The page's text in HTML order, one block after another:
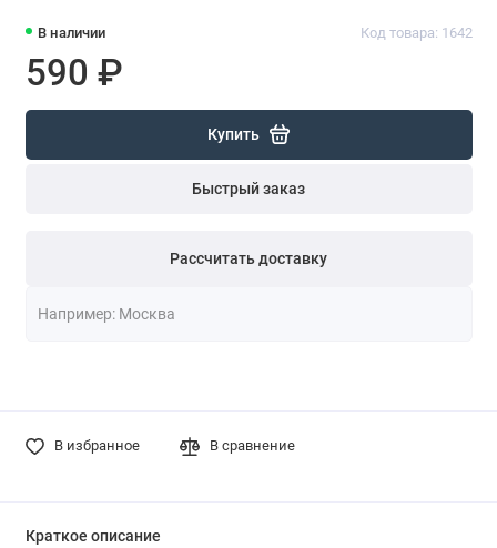
В наличии Код товара: 1642
590 ₽
Купить
Быстрый заказ
Рассчитать доставку
В избранное В сравнение
Краткое описание